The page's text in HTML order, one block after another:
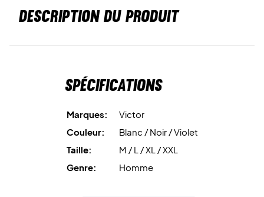
DESCRIPTION DU PRODUIT
Spécifications
Marques:
Victor
Couleur:
Blanc / Noir / Violet
Taille:
M / L / XL / XXL
Genre:
Homme